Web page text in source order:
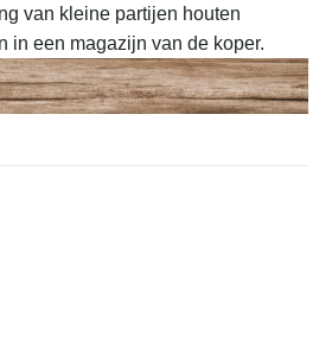
van kleine partijen houten
in een magazijn van de koper.